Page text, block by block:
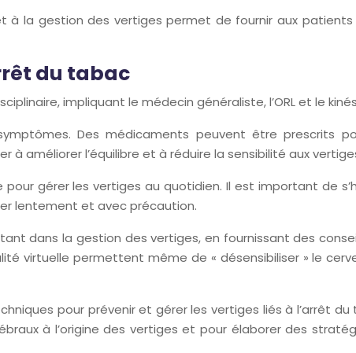
la gestion des vertiges permet de fournir aux patients
du tabac
impliquant le médecin généraliste, l’ORL et le
Des médicaments peuvent être prescrits
améliorer l’équilibre et à réduire la sensibilité aux
gérer les vertiges au quotidien. Il est important de
lentement et avec précaution.
dans la gestion des vertiges, en fournissant des
virtuelle permettent même de « désensibiliser » le
pour prévenir et gérer les vertiges liés à l’arrêt
à l’origine des vertiges et pour élaborer des